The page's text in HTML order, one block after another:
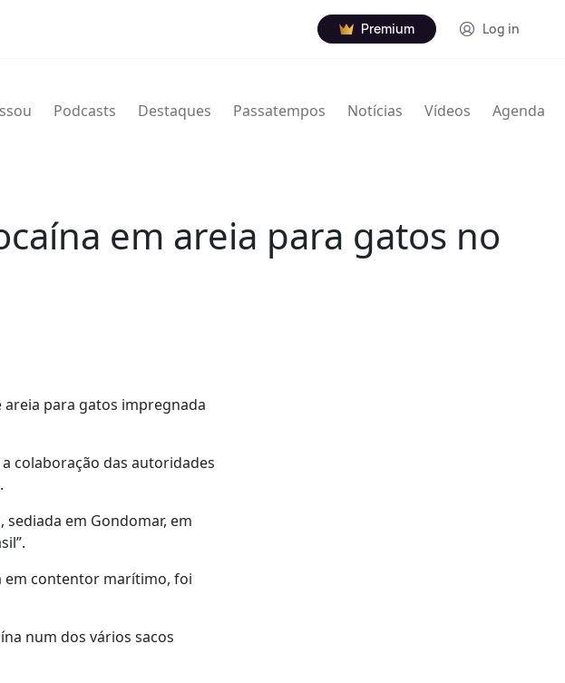
Premium Log in
Podcasts Destaques Passatempos Notícias Vídeos Agenda
em areia para gatos no
areia para gatos impregnada
colaboração das autoridades
em Gondomar, em
em contentor marítimo, foi
num dos vários sacos